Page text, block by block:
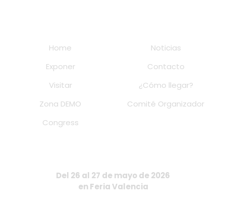
Home
Exponer
Visitar
Zona DEMO
Congress
Noticias
Contacto
¿Cómo llegar?
Comité Organizador
Del 26 al 27 de mayo de 2026
en Feria Valencia